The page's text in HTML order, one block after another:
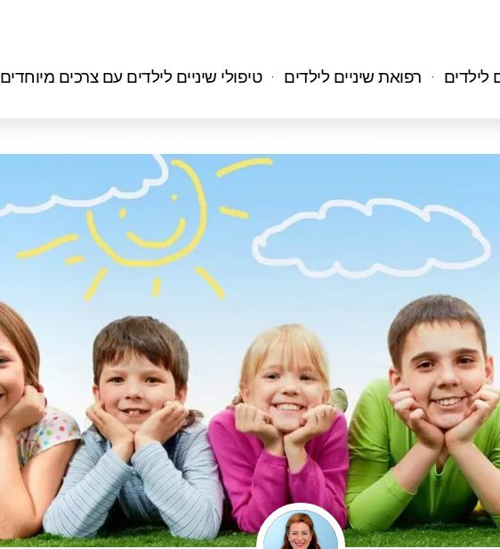
לילדים רפואת שיניים לילדים טיפולי שיניים לילדים עם צרכים מיוחדים